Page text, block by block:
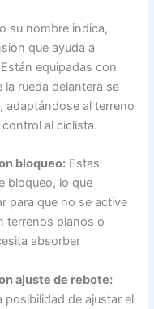
su nombre indica,
que ayuda a
equipadas con
rueda delantera se
adaptándose al terreno
al ciclista.
bloqueo: Estas
bloqueo, lo que
para que no se active
terrenos planos o
absorber
ajuste de rebote:
posibilidad de ajustar el